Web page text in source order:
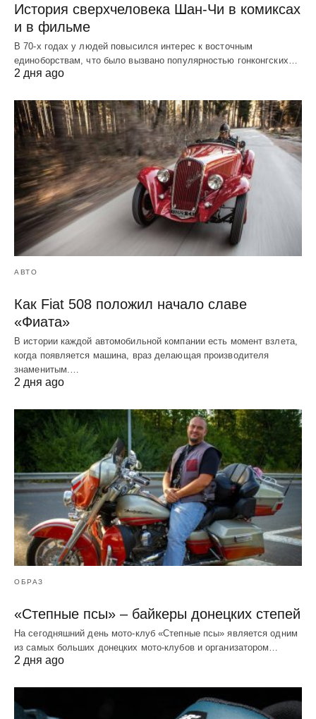
История сверхчеловека Шан-Чи в комиксах
и в фильме
В 70-х годах у людей повысился интерес к восточным
единоборствам, что было вызвано популярностью гонконгских…
2 дня ago
АВТО
Как Fiat 508 положил начало славе
«Фиата»
В истории каждой автомобильной компании есть момент взлета,
когда появляется машина, враз делающая производителя
знаменитым.…
2 дня ago
ОБРАЗ
«Степные псы» – байкеры донецких степей
На сегодняшний день мото-клуб «Степные псы» является одним
из самых больших донецких мото-клубов и организатором…
2 дня ago